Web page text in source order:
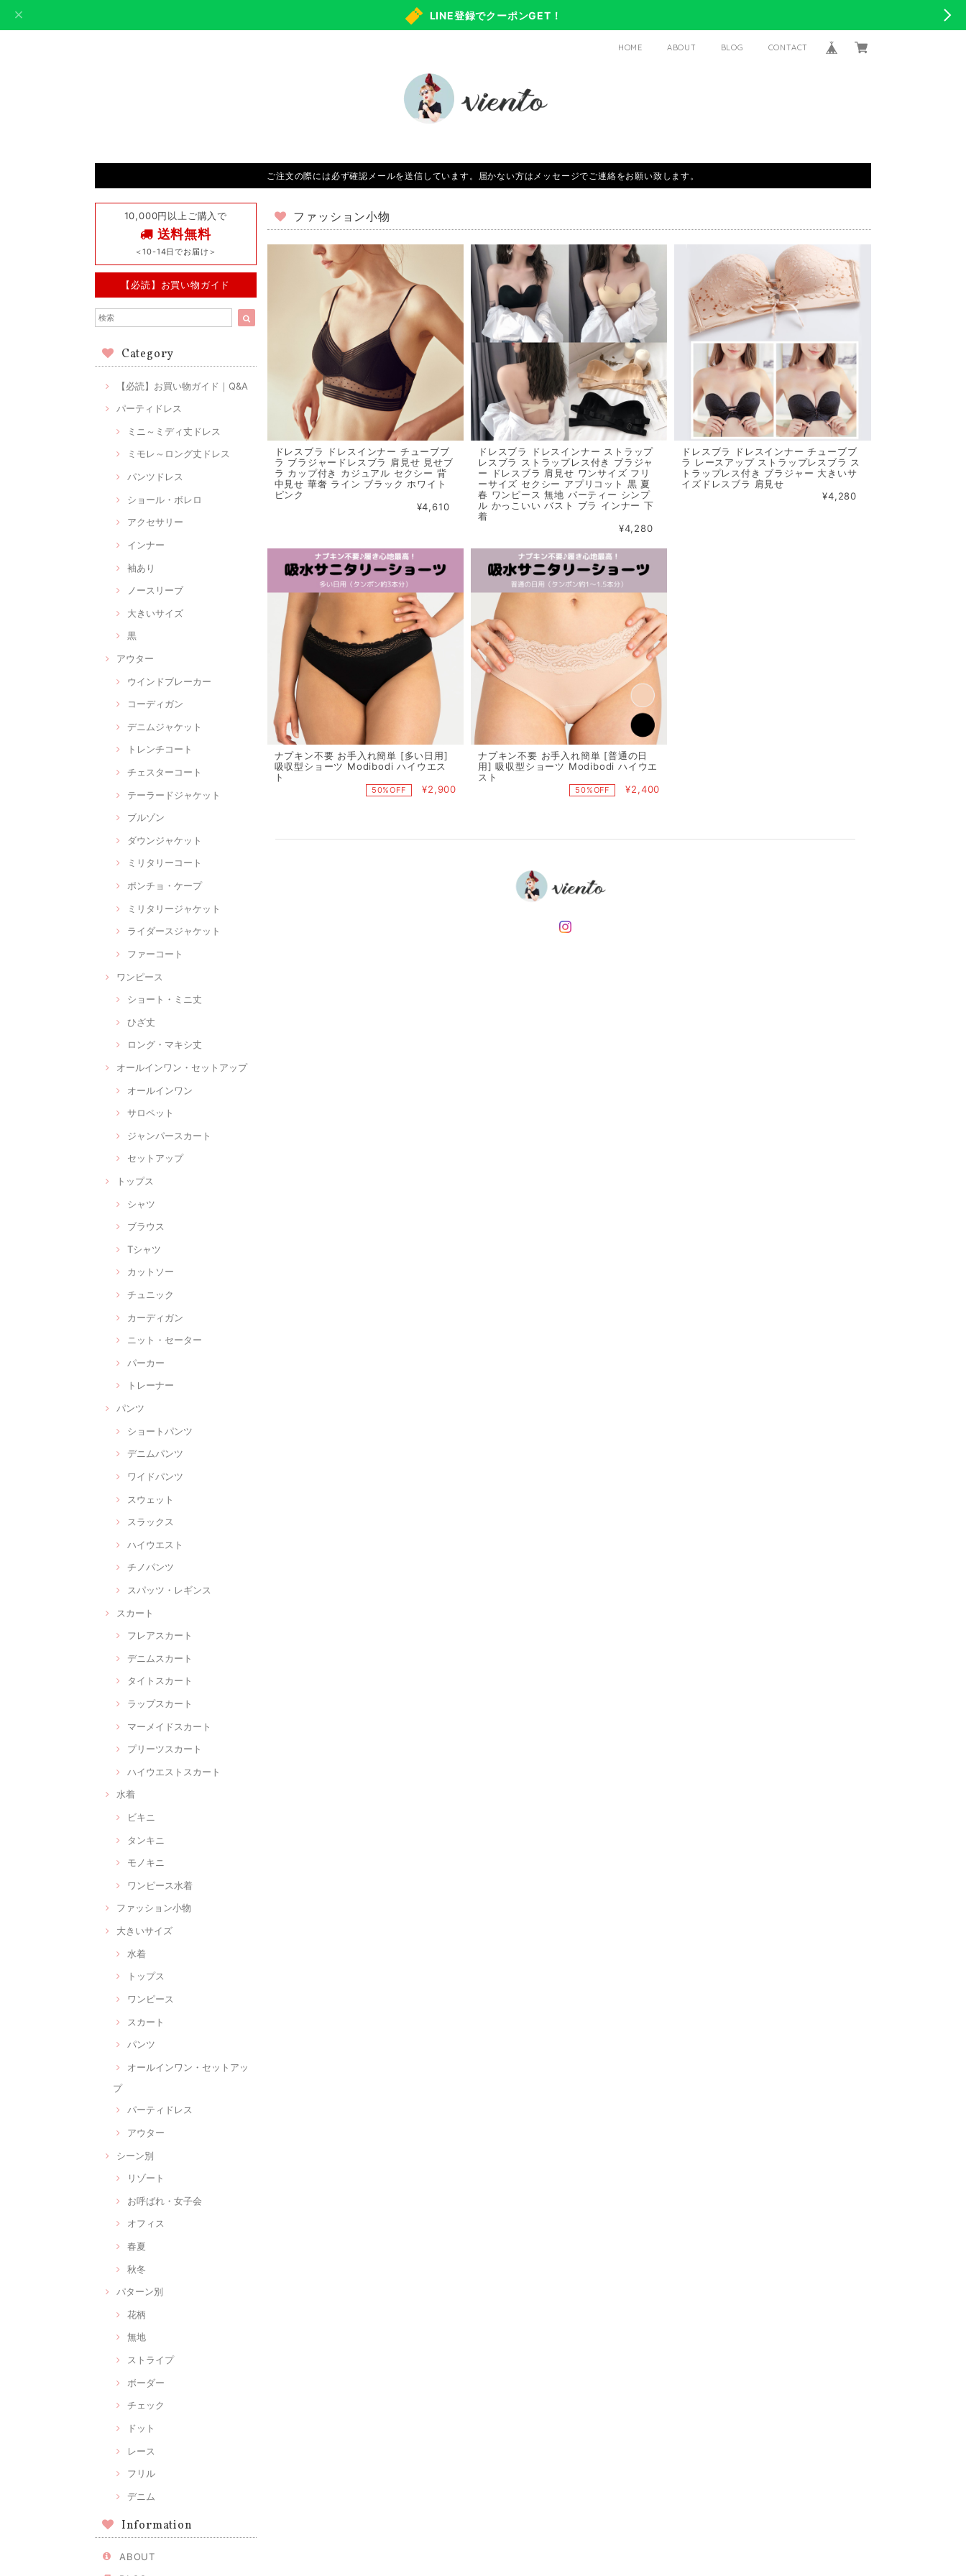
LINE登録でクーポンGET！
HOME ABOUT BLOG CONTACT
ご注文の際には必ず確認メールを送信しています。届かない方はメッセージでご連絡をお願い致します。
10,000円以上ご購入で
送料無料
＜10-14日でお届け＞
【必読】お買い物ガイド
Category
【必読】お買い物ガイド｜Q&A
パーティドレス
ミニ～ミディ丈ドレス
ミモレ～ロング丈ドレス
パンツドレス
ショール・ボレロ
アクセサリー
インナー
袖あり
ノースリーブ
大きいサイズ
黒
アウター
ウインドブレーカー
コーディガン
デニムジャケット
トレンチコート
チェスターコート
テーラードジャケット
ブルゾン
ダウンジャケット
ミリタリーコート
ポンチョ・ケープ
ミリタリージャケット
ライダースジャケット
ファーコート
ワンピース
ショート・ミニ丈
ひざ丈
ロング・マキシ丈
オールインワン・セットアップ
オールインワン
サロペット
ジャンパースカート
セットアップ
トップス
シャツ
ブラウス
Tシャツ
カットソー
チュニック
カーディガン
ニット・セーター
パーカー
トレーナー
パンツ
ショートパンツ
デニムパンツ
ワイドパンツ
スウェット
スラックス
ハイウエスト
チノパンツ
スパッツ・レギンス
スカート
フレアスカート
デニムスカート
タイトスカート
ラップスカート
マーメイドスカート
プリーツスカート
ハイウエストスカート
水着
ビキニ
タンキニ
モノキニ
ワンピース水着
ファッション小物
大きいサイズ
水着
トップス
ワンピース
スカート
パンツ
オールインワン・セットアッ
プ
パーティドレス
アウター
シーン別
リゾート
お呼ばれ・女子会
オフィス
春夏
秋冬
パターン別
花柄
無地
ストライプ
ボーダー
チェック
ドット
レース
フリル
デニム
Information
ABOUT
ファッション小物
ドレスブラ ドレスインナー チューブブ
ラ ブラジャードレスブラ 肩見せ 見せブ
ラ カップ付き カジュアル セクシー 背
中見せ 華奢 ライン ブラック ホワイト
ピンク
¥4,610
ドレスブラ ドレスインナー ストラップ
レスブラ ストラップレス付き ブラジャ
ー ドレスブラ 肩見せ ワンサイズ フリ
ーサイズ セクシー アプリコット 黒 夏
春 ワンピース 無地 パーティー シンプ
ル かっこいい バスト ブラ インナー 下
着
¥4,280
ドレスブラ ドレスインナー チューブブ
ラ レースアップ ストラップレスブラ ス
トラップレス付き ブラジャー 大きいサ
イズドレスブラ 肩見せ
¥4,280
ナプキン不要 お手入れ簡単 [多い日用]
吸収型ショーツ Modibodi ハイウエス
ト
50%OFF ¥2,900
ナプキン不要 お手入れ簡単 [普通の日
用] 吸収型ショーツ Modibodi ハイウエ
スト
50%OFF ¥2,400